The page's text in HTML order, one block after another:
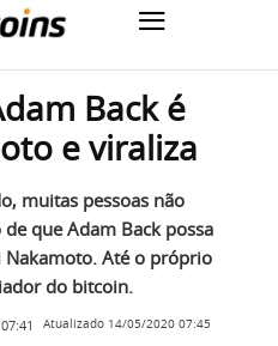
Back é
e viraliza
muitas pessoas não
que Adam Back possa
Até o próprio
do bitcoin.
Atualizado 14/05/2020 07:45